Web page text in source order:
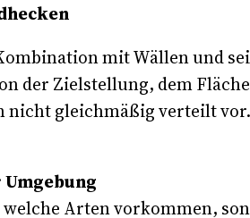
mit Wällen und
der Zielstellung, dem
gleichmäßig verteilt
Arten vorkommen,